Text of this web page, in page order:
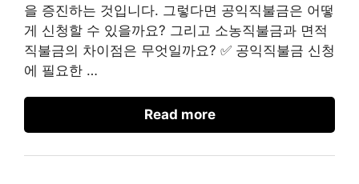
을 증진하는 것입니다. 그렇다면 공익직불금은 어떻
게 신청할 수 있을까요? 그리고 소농직불금과 면적
직불금의 차이점은 무엇일까요? ✅ 공익직불금 신청
에 필요한 …
Read more